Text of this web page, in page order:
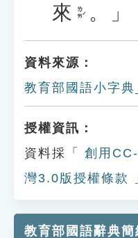
來 ㄌㄞˊ 。」
資料來源：
教育部國語小字典
授權資訊：
資料採「
創用
灣3.0版授權條款
教育部國語辭典簡